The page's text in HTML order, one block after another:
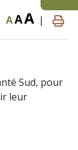
AAA |
Sud, pour
leur